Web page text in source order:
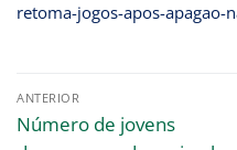
retoma-jogos-apos-apagao-
ANTERIOR
Número de jovens